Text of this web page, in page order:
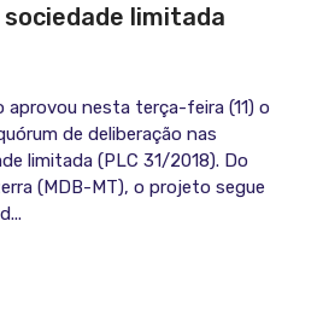
limitada
aprovou nesta terça-feira (11) o
de deliberação nas
limitada (PLC 31/2018). Do
(MDB-MT), o projeto segue